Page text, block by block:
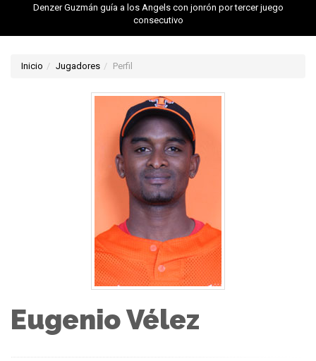
Denzer Guzmán guía a los Angels con jonrón por tercer juego
consecutivo
Inicio Jugadores Perfil
Eugenio Vélez